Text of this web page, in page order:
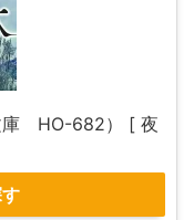
庫 HO-682） [ 夜